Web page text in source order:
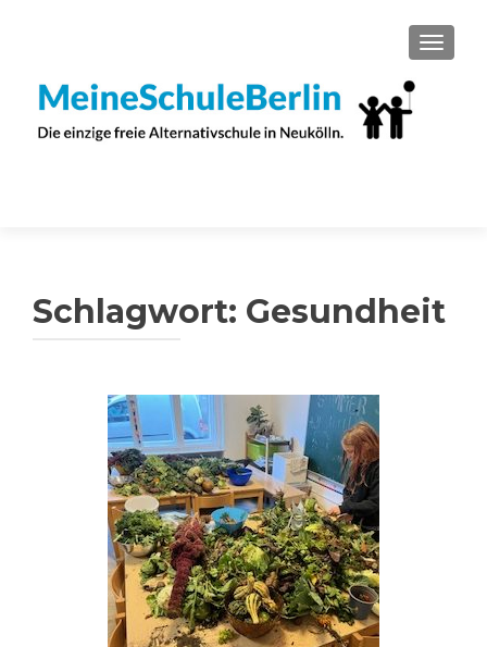
Schlagwort: Gesundheit